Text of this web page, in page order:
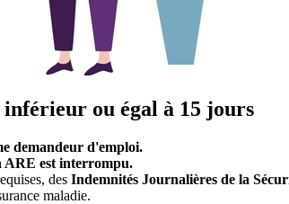
ou égal à 15 jours
demandeur d'emploi.
ARE est interrompu.
des Indemnités Journalières de la
maladie.